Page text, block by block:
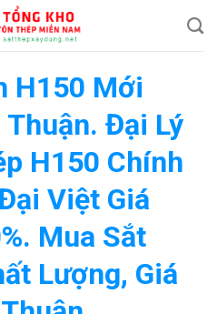
H150 Mới
Đại Lý
H150 Chính
Việt Giá
Mua Sắt
Lượng, Giá